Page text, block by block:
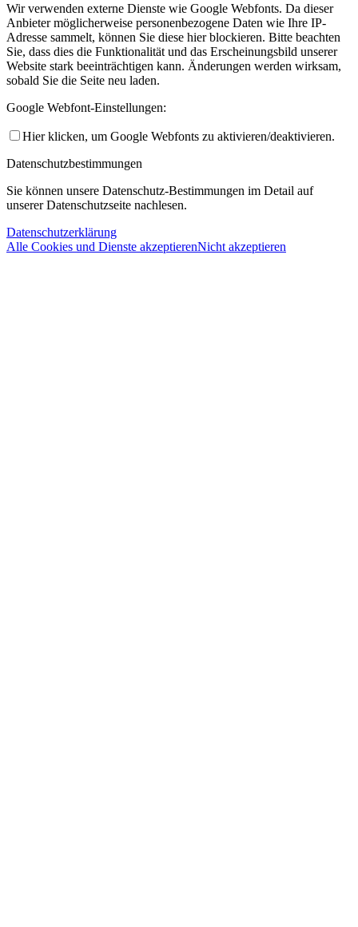
Wir verwenden externe Dienste wie Google Webfonts. Da dieser
Anbieter möglicherweise personenbezogene Daten wie Ihre IP-
Adresse sammelt, können Sie diese hier blockieren. Bitte beachten
Sie, dass dies die Funktionalität und das Erscheinungsbild unserer
Website stark beeinträchtigen kann. Änderungen werden wirksam,
sobald Sie die Seite neu laden.
Google Webfont-Einstellungen:
Hier klicken, um Google Webfonts zu aktivieren/deaktivieren.
Datenschutzbestimmungen
Sie können unsere Datenschutz-Bestimmungen im Detail auf
unserer Datenschutzseite nachlesen.
Datenschutzerklärung
Alle Cookies und Dienste akzeptierenNicht akzeptieren